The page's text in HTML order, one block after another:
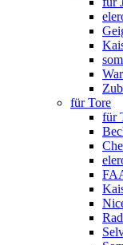
für Tore
für